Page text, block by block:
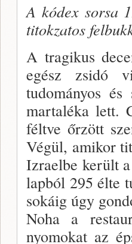
A kódex sorsa
titokzatos
A tragikus
egész zsidó
tudományos
martaléka lett.
féltve őrzött
Végül, amikor
Izraelbe került
lapból 295 élte
sokáig úgy
Noha a
nyomokat az